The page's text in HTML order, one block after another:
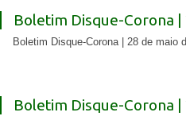
Boletim Disque-Corona |
Boletim Disque-Corona | 28 de maio
Boletim Disque-Corona |